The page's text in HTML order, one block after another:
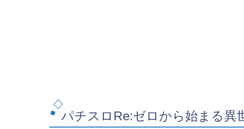
パチスロRe:ゼロから始まる異